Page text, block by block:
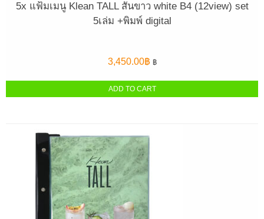
5x แฟ้มเมนู Klean TALL สันขาว white B4 (12view) set
5เล่ม +พิมพ์ digital
3,450.00฿ ฿
ADD TO CART